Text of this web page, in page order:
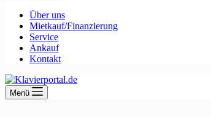
Über uns
Mietkauf/Finanzierung
Service
Ankauf
Kontakt
Menü